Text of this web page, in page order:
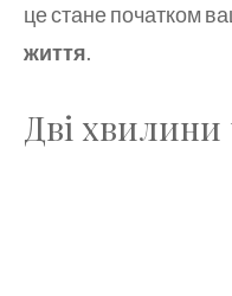
це стане початком
життя.
Дві хвилини